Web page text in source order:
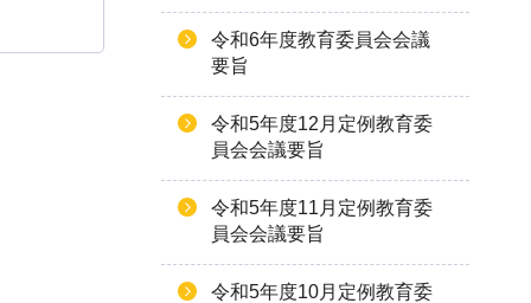
令和6年度教育委員会会議
要旨
令和5年度12月定例教育委
員会会議要旨
令和5年度11月定例教育委
員会会議要旨
令和5年度10月定例教育委